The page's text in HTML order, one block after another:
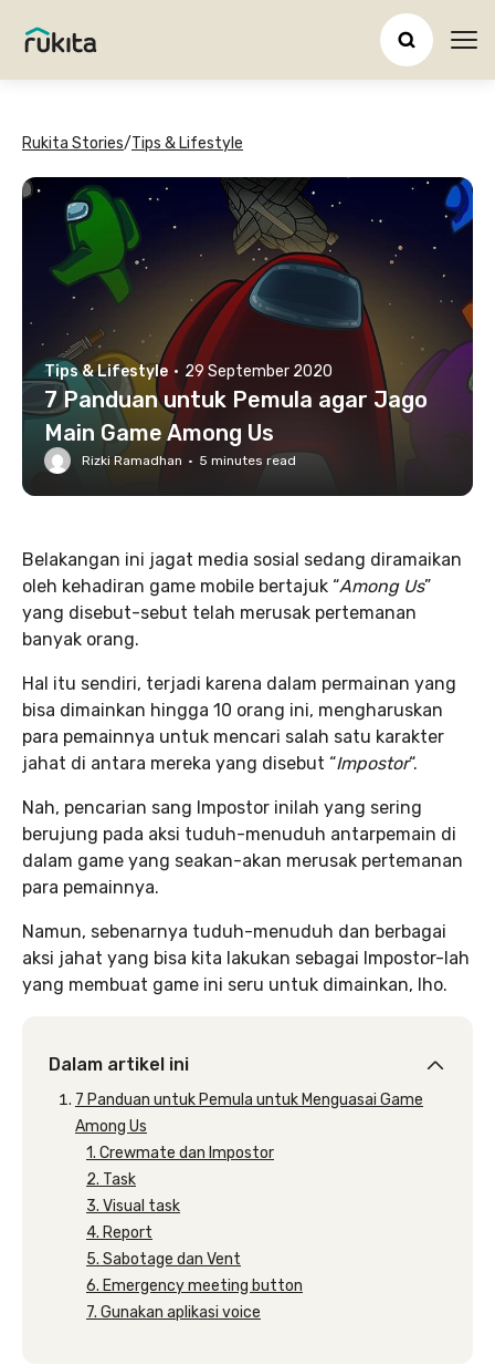
Rukita Stories/Tips & Lifestyle
Tips & Lifestyle · 29 September 2020
7 Panduan untuk Pemula agar Jago
Main Game Among Us
Rizki Ramadhan · 5 minutes read
Belakangan ini jagat media sosial sedang diramaikan
oleh kehadiran game mobile bertajuk “Among Us”
yang disebut-sebut telah merusak pertemanan
banyak orang.
Hal itu sendiri, terjadi karena dalam permainan yang
bisa dimainkan hingga 10 orang ini, mengharuskan
para pemainnya untuk mencari salah satu karakter
jahat di antara mereka yang disebut “Impostor“.
Nah, pencarian sang Impostor inilah yang sering
berujung pada aksi tuduh-menuduh antarpemain di
dalam game yang seakan-akan merusak pertemanan
para pemainnya.
Namun, sebenarnya tuduh-menuduh dan berbagai
aksi jahat yang bisa kita lakukan sebagai Impostor-lah
yang membuat game ini seru untuk dimainkan, lho.
Dalam artikel ini
7 Panduan untuk Pemula untuk Menguasai Game
Among Us
1. Crewmate dan Impostor
2. Task
3. Visual task
4. Report
5. Sabotage dan Vent
6. Emergency meeting button
7. Gunakan aplikasi voice